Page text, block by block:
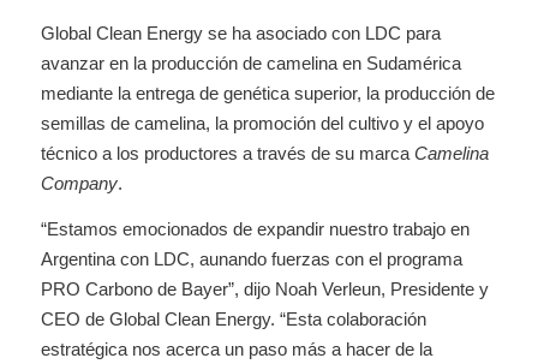
Global Clean Energy se ha asociado con LDC para
avanzar en la producción de camelina en Sudamérica
mediante la entrega de genética superior, la producción de
semillas de camelina, la promoción del cultivo y el apoyo
técnico a los productores a través de su marca Camelina
Company.
“Estamos emocionados de expandir nuestro trabajo en
Argentina con LDC, aunando fuerzas con el programa
PRO Carbono de Bayer”, dijo Noah Verleun, Presidente y
CEO de Global Clean Energy. “Esta colaboración
estratégica nos acerca un paso más a hacer de la